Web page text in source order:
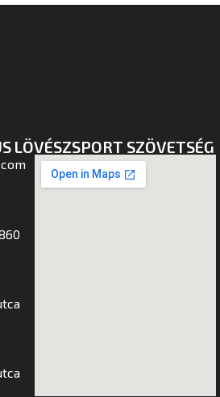
LÖVÉSZSPORT SZÖVETSÉG